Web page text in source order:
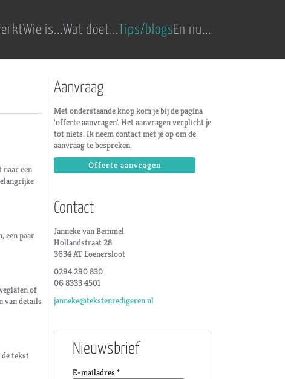
Wie is...Wat doet...Tips/blogsEn nu...
een
een paar
of
van details
de tekst
Aanvraag
Met onderstaande knop kom je bij de pagina
'offerte aanvragen'. Het aanvragen verplicht je
tot niets. Ik neem contact met je op om de
aanvraag te bespreken.
Offerte aanvragen
Contact
Janneke van Bemmel
Hollandstraat 28
3634 AT Loenersloot
0294 290 830
06 8333 4501
janneke@tekstenredigeren.nl
Nieuwsbrief
E-mailadres *